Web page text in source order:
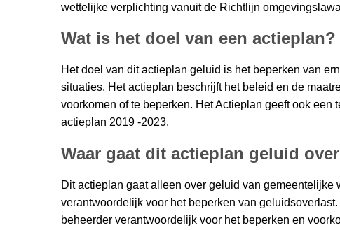
wettelijke verplichting vanuit de Richtlijn
Wat is het doel van een actieplan?
Het doel van dit actieplan geluid is het beperken van
situaties. Het actieplan beschrijft het beleid en de
voorkomen of te beperken. Het Actieplan geeft ook een
actieplan 2019 -2023.
Waar gaat dit actieplan geluid
Dit actieplan gaat alleen over geluid van gemeentelijke
verantwoordelijk voor het beperken van
beheerder verantwoordelijk voor het beperken en